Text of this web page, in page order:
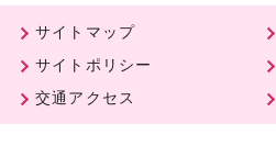
サイトマップ
サイトポリシー
交通アクセス